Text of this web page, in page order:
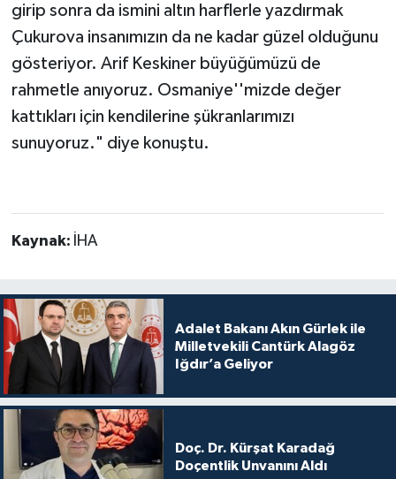
girip sonra da ismini altın harflerle yazdırmak
Çukurova insanımızın da ne kadar güzel olduğunu
gösteriyor. Arif Keskiner büyüğümüzü de
rahmetle anıyoruz. Osmaniye''mizde değer
kattıkları için kendilerine şükranlarımızı
sunuyoruz." diye konuştu.
Kaynak: İHA
Adalet Bakanı Akın Gürlek ile
Milletvekili Cantürk Alagöz
Iğdır’a Geliyor
Doç. Dr. Kürşat Karadağ
Doçentlik Unvanını Aldı